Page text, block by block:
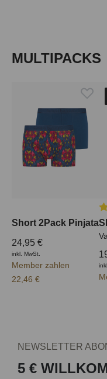
Produktgalerie
MULTIPACKS
Short 2Pack Pinjata
24,95 €
inkl. MwSt.
Member zahlen
22,46 €
NEWSLETTER
5 €